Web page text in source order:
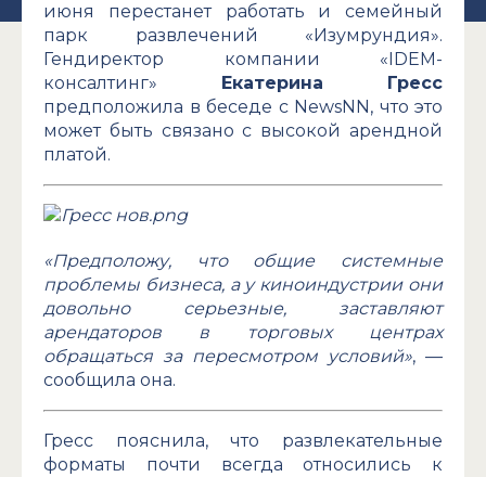
июня перестанет работать и семейный
парк развлечений «Изумрундия».
Гендиректор компании «IDEM-
консалтинг»
Екатерина Гресс
предположила в беседе с NewsNN, что это
может быть связано с высокой арендной
платой.
«Предположу, что общие системные
проблемы бизнеса, а у киноиндустрии они
довольно серьезные, заставляют
арендаторов в торговых центрах
обращаться за пересмотром условий», —
сообщила она.
Гресс пояснила, что развлекательные
форматы почти всегда относились к